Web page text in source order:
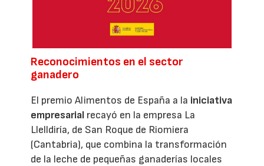
Reconocimientos en el sector
ganadero
El premio Alimentos de España a la iniciativa
empresarial recayó en la empresa La
Llelldiría, de San Roque de Riomiera
(Cantabria), que combina la transformación
de la leche de pequeñas ganaderías locales